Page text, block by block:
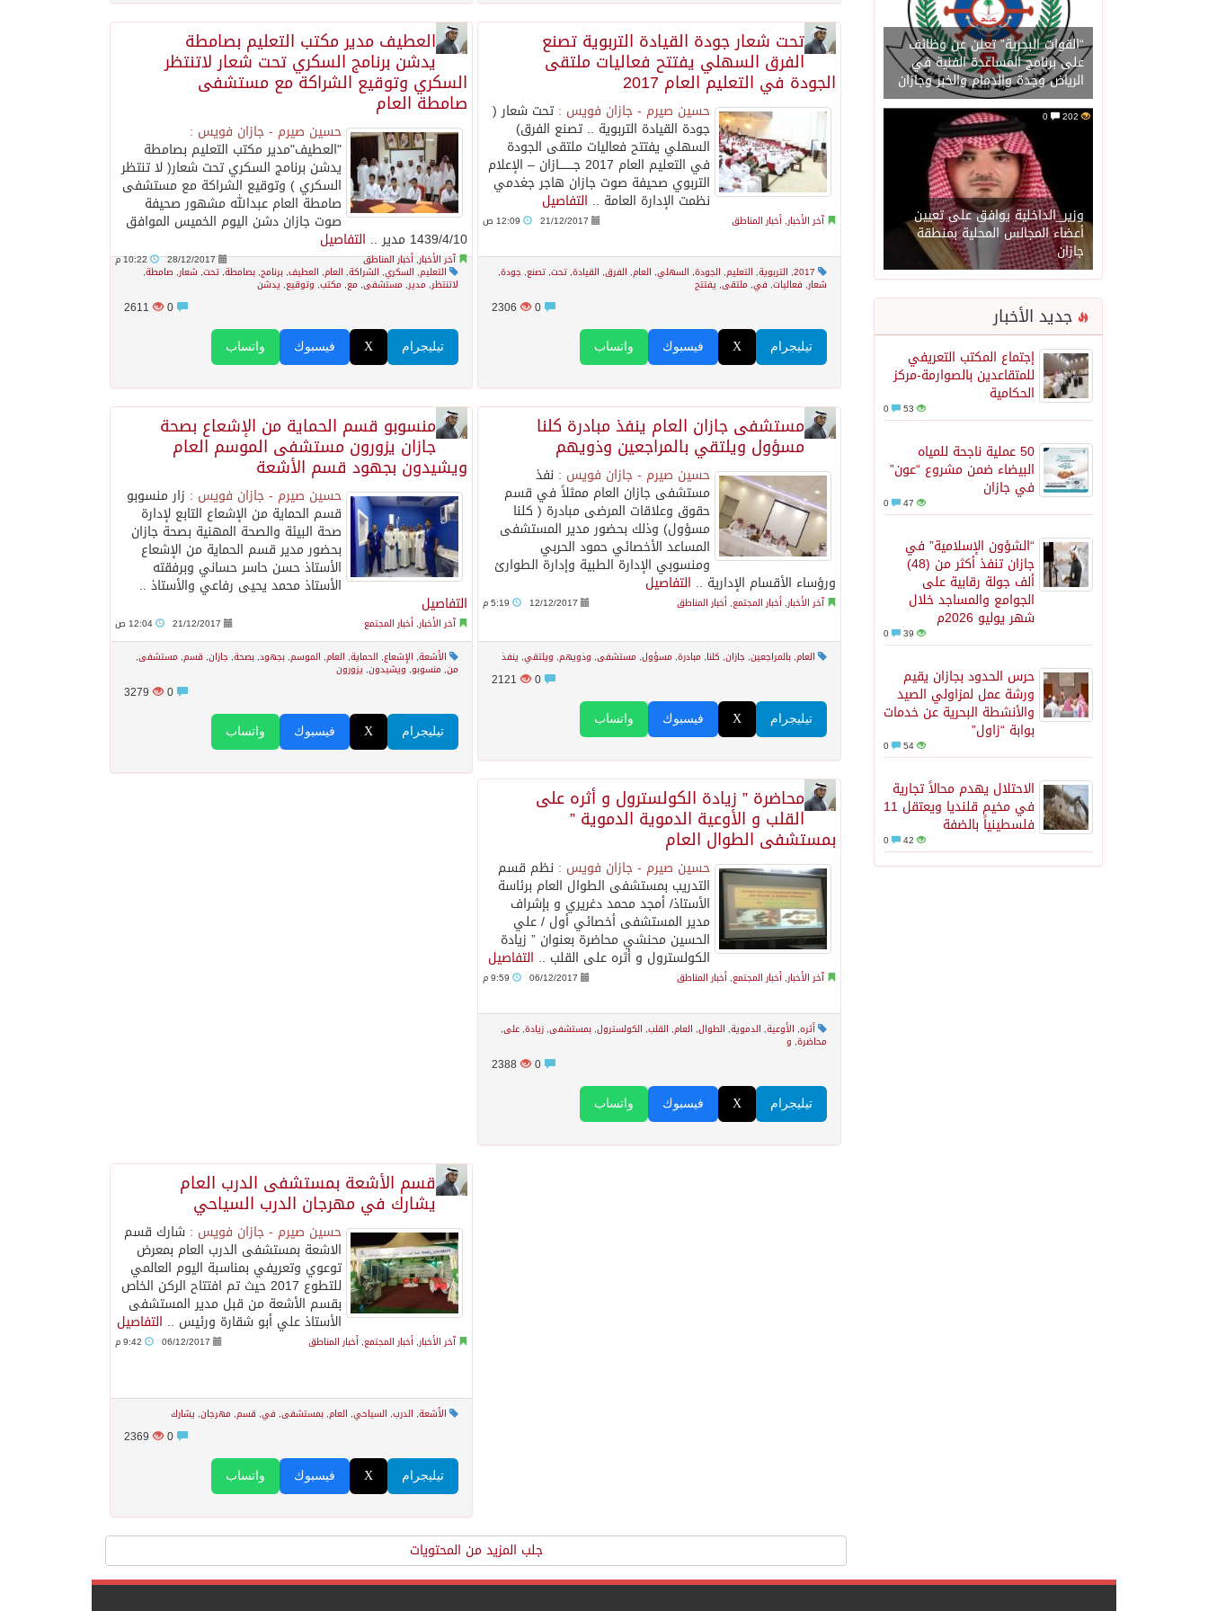
“القوات البحرية” تعلن عن وظائف
على برنامج المساعدة الفنية في
الرياض وجدة والدمام والخبر وجازان
202
وزير_الداخلية يوافق على تعيين
أعضاء المجالس المحلية بمنطقة
جازان
جديد الأخبار
إجتماع المكتب التعريفي
للمتقاعدين بالصوارمة-مركز
الحكامية
53
50 عملية ناجحة للمياه
البيضاء ضمن مشروع “عون”
في جازان
47
“الشؤون الإسلامية” في
جازان تنفذ أكثر من (48)
ألف جولة رقابية على
الجوامع والمساجد خلال
شهر يوليو 2026م
39
حرس الحدود بجازان يقيم
ورشة عمل لمزاولي الصيد
والأنشطة البحرية عن خدمات
بوابة “زاول”
54
الاحتلال يهدم محالاً تجارية
في مخيم قلنديا ويعتقل 11
فلسطينياً بالضفة
42
العطيف مدير مكتب التعليم بصامطة
يدشن برنامج السكري تحت شعار لاتنتظر
السكري وتوقيع الشراكة مع مستشفى
صامطة العام
حسين صيرم - جازان فويس :
"العطيف"مدير مكتب التعليم بصامطة
يدشن برنامج السكري تحت شعار( ﻻ تنتظر
السكري ) وتوقيع الشراكة مع مستشفى
صامطة العام عبدالله مشهور صحيفة
صوت جازان دشن اليوم الخميس الموافق
1439/4/10 مدير .. التفاصيل
آخر الأخبار,أخبار المناطق 28/12/2017 10:22 م
التعليم, السكري, الشراكة, العام, العطيف, برنامج, بصامطة, تحت, شعار, صامطة,
لاتنتظر, مدير, مستشفى, مع, مكتب, وتوقيع, يدشن
2611
واتساب فيسبوك X تيليجرام
تحت شعار جودة القيادة التربوية تصنع
الفرق السهلي يفتتح فعاليات ملتقى
الجودة في التعليم العام 2017
حسين صيرم - جازان فويس :تحت شعار (
جودة القيادة التربوية .. تصنع الفرق)
السهلي يفتتح فعاليات ملتقى الجودة
في التعليم العام 2017 جــــــــازان – الإعلام
التربوي صحيفة صوت جازان هاجر جغدمي
نظمت الإدارة العامة .. التفاصيل
آخر الأخبار,أخبار المناطق 21/12/2017 12:09 ص
2017
, التربوية, التعليم, الجودة, السهلي, العام, الفرق, القيادة,تحت,تصنع,جودة,
شعار, فعاليات, في, ملتقى, يفتتح
0
2306
واتساب فيسبوك X تيليجرام
منسوبو قسم الحماية من الإشعاع بصحة
جازان يزورون مستشفى الموسم العام
ويشيدون بجهود قسم الأشعة
حسين صيرم - جازان فويس : زار منسوبو
قسم الحماية من الإشعاع التابع لإدارة
صحة البيئة والصحة المهنية بصحة جازان
بحضور مدير قسم الحماية من الإشعاع
الأستاذ حسن حاسر حساني وبرفقته
الأستاذ محمد يحيى رفاعي والأستاذ ..
التفاصيل
آخر الأخبار, أخبار المجتمع 21/12/2017
الأشعة, الإشعاع, الحماية, العام, الموسم, بجهود, بصحة, جازان, قسم, مستشفى,
من, منسوبو,ويشيدون, يزورون
3279
واتساب فيسبوك X تيليجرام
مستشفى جازان العام ينفذ مبادرة كلنا
مسؤول ويلتقي بالمراجعين وذويهم
حسين صيرم - جازان فويس : نفذ
مستشفى جازان العام ممثلاً في قسم
حقوق وعلاقات المرضى مبادرة ( كلنا
مسؤول) وذلك بحضور مدير المستشفى
المساعد الأخصائي حمود الحربي
ومنسوبي الإدارة الطبية وإدارة الطوارئ
ورؤساء الأقسام الإدارية .. التفاصيل
آخر الأخبار,أخبار المجتمع,أخبار المناطق 12/12/2017 5:19 م
العام,بالمراجعين,جازان, كلنا, مبادرة, مسؤول, مستشفى, وذويهم, ويلتقي, ينفذ
0
2121
واتساب فيسبوك X تيليجرام
محاضرة ” زيادة الكولسترول و أثره على
القلب و الأوعية الدموية الدموية ”
بمستشفى الطوال العام
حسين صيرم - جازان فويس : نظم قسم
التدريب بمستشفى الطوال العام برئاسة
الأستاذ/ أمجد محمد دغريري و بإشراف
مدير المستشفى أخصائي أول / علي
الحسين محنشي محاضرة بعنوان ” زيادة
الكولسترول و أثره على القلب .. التفاصيل
آخر الأخبار,أخبار المجتمع,أخبار المناطق 06/12/2017 9:59 م
أثره, الأوعية, الدموية, الطوال, العام, القلب, الكولسترول,بمستشفى,زيادة,على,
محاضرة, و
0
2388
واتساب فيسبوك X تيليجرام
قسم الأشعة بمستشفى الدرب العام
يشارك في مهرجان الدرب السياحي
حسين صيرم - جازان فويس : شارك قسم
الاشعة بمستشفى الدرب العام بمعرض
توعوي وتعريفي بمناسبة اليوم العالمي
للتطوع 2017 حيث تم افتتاح الركن الخاص
بقسم الأشعة من قبل مدير المستشفى
الأستاذ علي أبو شقارة ورئيس .. التفاصيل
آخر الأخبار, أخبار المجتمع, أخبار المناطق 06/12/2017
الأشعة, الدرب, السياحي, العام, بمستشفى, في, قسم, مهرجان, يشارك
2369
واتساب فيسبوك X تيليجرام
جلب المزيد من المحتويات